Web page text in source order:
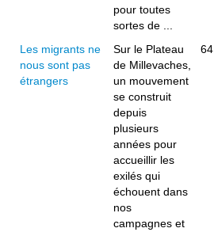
pour toutes
sortes de ...
Les migrants ne
nous sont pas
étrangers
Sur le Plateau
de Millevaches,
un mouvement
se construit
depuis
plusieurs
années pour
accueillir les
exilés qui
échouent dans
nos
campagnes et
64